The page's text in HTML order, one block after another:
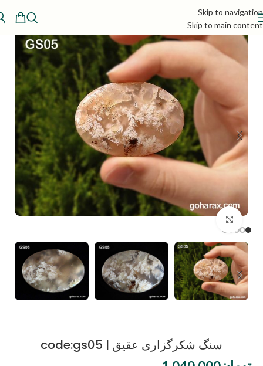
Skip to navigation
Skip to main content
سنگ شکرگزاری عقیق | code:gs05